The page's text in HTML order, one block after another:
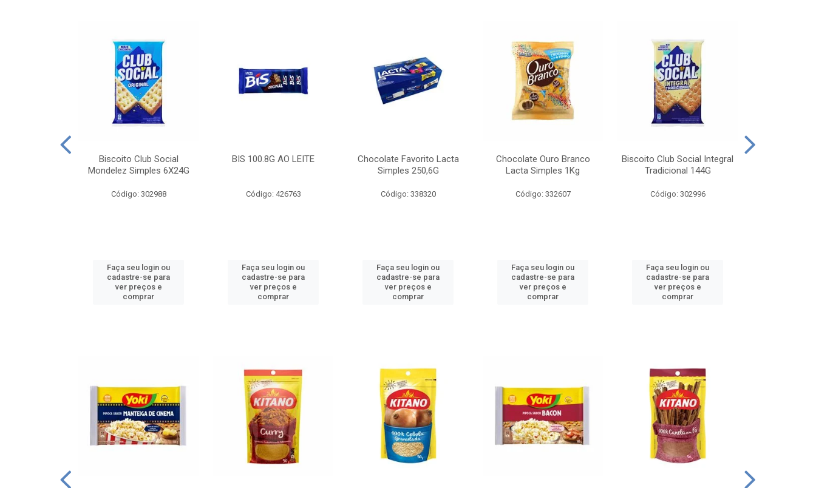
Biscoito Club Social
Mondelez Simples 6X24G
Código: 302988
Faça seu login ou
cadastre-se para
ver preços e
comprar
BIS 100.8G AO LEITE
Código: 426763
Faça seu login ou
cadastre-se para
ver preços e
comprar
Chocolate Favorito Lacta
Simples 250,6G
Código: 338320
Faça seu login ou
cadastre-se para
ver preços e
comprar
Chocolate Ouro Branco
Lacta Simples 1Kg
Código: 332607
Faça seu login ou
cadastre-se para
ver preços e
comprar
Biscoito Club Social Integral
Tradicional 144G
Código: 302996
Faça seu login ou
cadastre-se para
ver preços e
comprar